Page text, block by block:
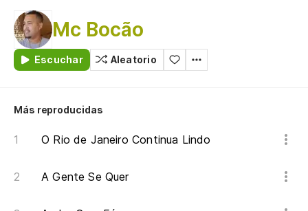
Mc Bocão
Escuchar Aleatorio
Más reproducidas
O Rio de Janeiro Continua Lindo
A Gente Se Quer